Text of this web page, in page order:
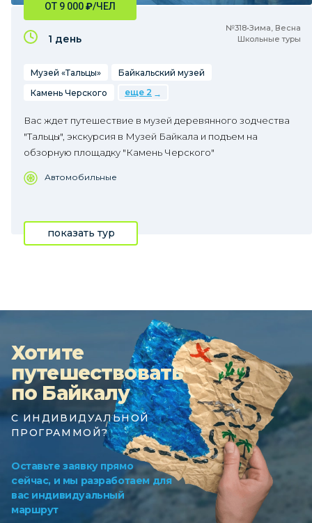
№318•Зима, Весна
Школьные туры
ОТ 9 000₽/ЧЕЛ
1 день
Музей «Тальцы»
Байкальский музей
Камень Черского
еще 2
Вас ждет путешествие в музей деревянного зодчества
"Тальцы", экскурсия в Музей Байкала и подъем на
обзорную площадку "Камень Черского"
Автомобильные
показать тур
Хотите
путешествовать
по Байкалу
С ИНДИВИДУАЛЬНОЙ
ПРОГРАММОЙ?
Оставьте заявку прямо
сейчас, и мы разработаем для
вас индивидуальный
маршрут